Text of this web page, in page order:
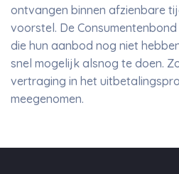
ontvangen binnen afzienbare
voorstel. De
die hun aanbod nog niet
snel mogelijk alsnog te doen.
vertraging in het
meegenomen.